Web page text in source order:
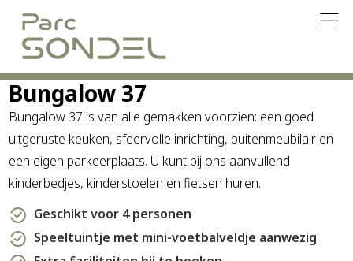
Bungalow 37
Bungalow 37 is van alle gemakken voorzien: een goed
uitgeruste keuken, sfeervolle inrichting, buitenmeubilair en
een eigen parkeerplaats. U kunt bij ons aanvullend
kinderbedjes, kinderstoelen en fietsen huren.
Geschikt voor 4 personen
Speeltuintje met mini-voetbalveldje aanwezig